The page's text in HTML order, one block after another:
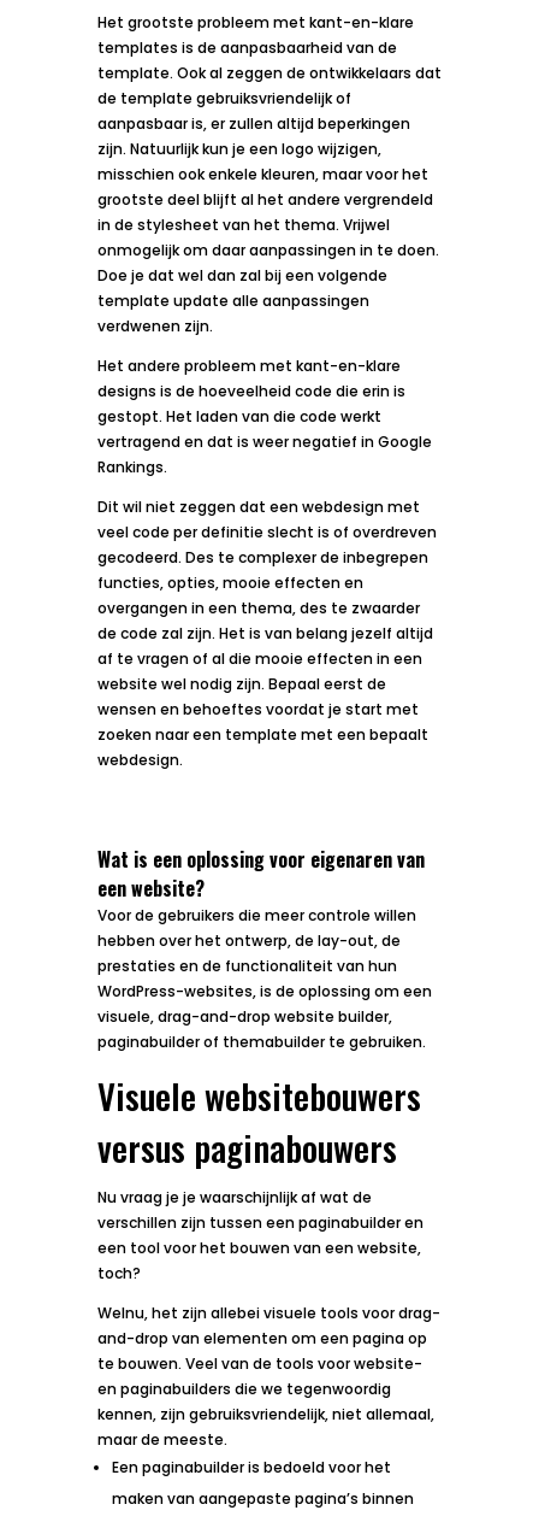
Het grootste probleem met kant-en-klare
templates is de aanpasbaarheid van de
template. Ook al zeggen de ontwikkelaars dat
de template gebruiksvriendelijk of
aanpasbaar is, er zullen altijd beperkingen
zijn. Natuurlijk kun je een logo wijzigen,
misschien ook enkele kleuren, maar voor het
grootste deel blijft al het andere vergrendeld
in de stylesheet van het thema. Vrijwel
onmogelijk om daar aanpassingen in te doen.
Doe je dat wel dan zal bij een volgende
template update alle aanpassingen
verdwenen zijn.
Het andere probleem met kant-en-klare
designs is de hoeveelheid code die erin is
gestopt. Het laden van die code werkt
vertragend en dat is weer negatief in Google
Rankings.
Dit wil niet zeggen dat een webdesign met
veel code per definitie slecht is of overdreven
gecodeerd. Des te complexer de inbegrepen
functies, opties, mooie effecten en
overgangen in een thema, des te zwaarder
de code zal zijn. Het is van belang jezelf altijd
af te vragen of al die mooie effecten in een
website wel nodig zijn. Bepaal eerst de
wensen en behoeftes voordat je start met
zoeken naar een template met een bepaalt
webdesign.
Wat is een oplossing voor eigenaren van
een website?
Voor de gebruikers die meer controle willen
hebben over het ontwerp, de lay-out, de
prestaties en de functionaliteit van hun
WordPress-websites, is de oplossing om een
visuele, drag-and-drop website builder,
paginabuilder of themabuilder te gebruiken.
Visuele websitebouwers
versus paginabouwers
Nu vraag je je waarschijnlijk af wat de
verschillen zijn tussen een paginabuilder en
een tool voor het bouwen van een website,
toch?
Welnu, het zijn allebei visuele tools voor drag-
and-drop van elementen om een pagina op
te bouwen. Veel van de tools voor website-
en paginabuilders die we tegenwoordig
kennen, zijn gebruiksvriendelijk, niet allemaal,
maar de meeste.
Een paginabuilder is bedoeld voor het
maken van aangepaste pagina’s binnen